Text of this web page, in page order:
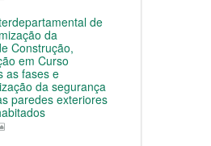
de
da
Construção,
em Curso
as fases e
da segurança
paredes exteriores